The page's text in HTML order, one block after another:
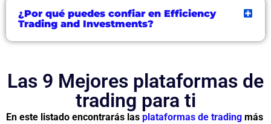
¿Por qué puedes confiar en Efficiency
Trading and Investments?
Las 9 Mejores plataformas de
trading para ti
En este listado encontrarás las plataformas de trading más